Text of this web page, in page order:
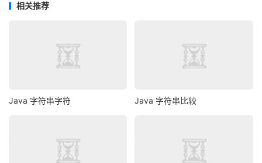
相关推荐
Java 字符串字符 Java 字符串比较